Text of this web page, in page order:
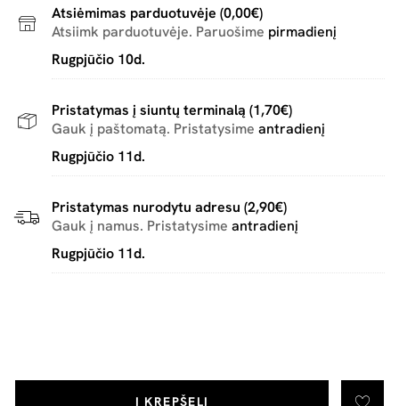
Į KREPŠELĮ
Atsiėmimas parduotuvėje (0,00€)
Atsiimk parduotuvėje. Paruošime pirmadienį
Rugpjūčio 10d.
Pristatymas į siuntų terminalą (1,70€)
Gauk į paštomatą. Pristatysime antradienį
Rugpjūčio 11d.
Pristatymas nurodytu adresu (2,90€)
Gauk į namus. Pristatysime antradienį
Rugpjūčio 11d.